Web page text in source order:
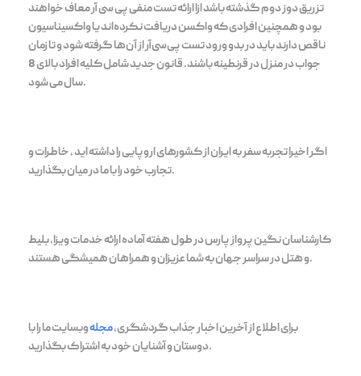
تزریق دوز دوم گذشته باشد ازا ارائه تست منفی پی سی آر معاف خواهند
بود و همچنین افرادی که واکسن دریافت نکرده‌اند یا واکسیناسیون
ناقص دارند باید در بدو ورود تست پی‌سی‌آر از آن‌ها گرفته شود و تا زمان
جواب در منزل در قرنطینه باشند. قانون جدید شامل کلیه افراد بالای 8
سال می شود.
اگر اخیرا تجربه سفر به ایران از کشورهای اروپایی را داشته اید ، خاطرات و
تجارب خود را با ما در میان بگذارید.
کارشناسان نگین پرواز پارس در طول هفته آماده ارائه خدمات ویزا، بلیط
و هتل در سراسر جهان به شما عزیزان و همراهان همیشگی هستند.
برای اطلاع از آخرین اخبار جذاب گردشگری،مجلهوبسایت ما را با
دوستان و آشنایان خود به اشتراک بگذارید.